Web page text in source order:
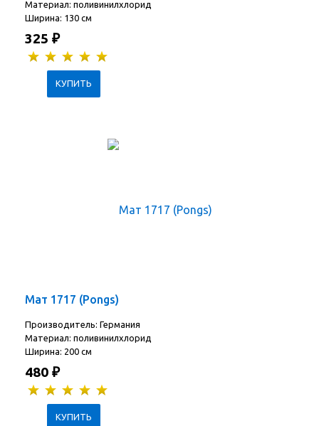
Материал: поливинилхлорид
Ширина: 130 см
325 ₽
Мат 1717 (Pongs)
Производитель: Германия
Материал: поливинилхлорид
Ширина: 200 см
480 ₽